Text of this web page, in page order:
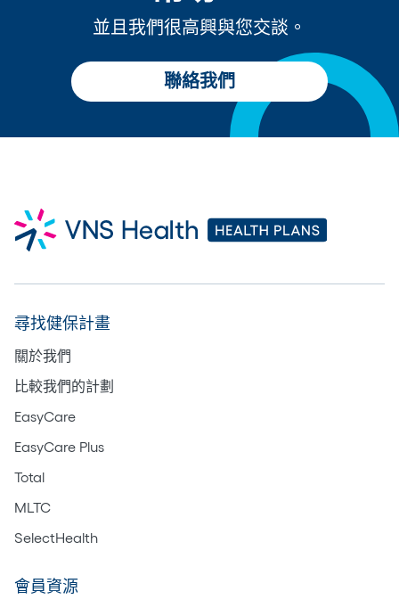
並且我們很高興與您交談。
聯絡我們
尋找健保計畫
關於我們
比較我們的計劃
EasyCare
EasyCare Plus
Total
MLTC
SelectHealth
會員資源